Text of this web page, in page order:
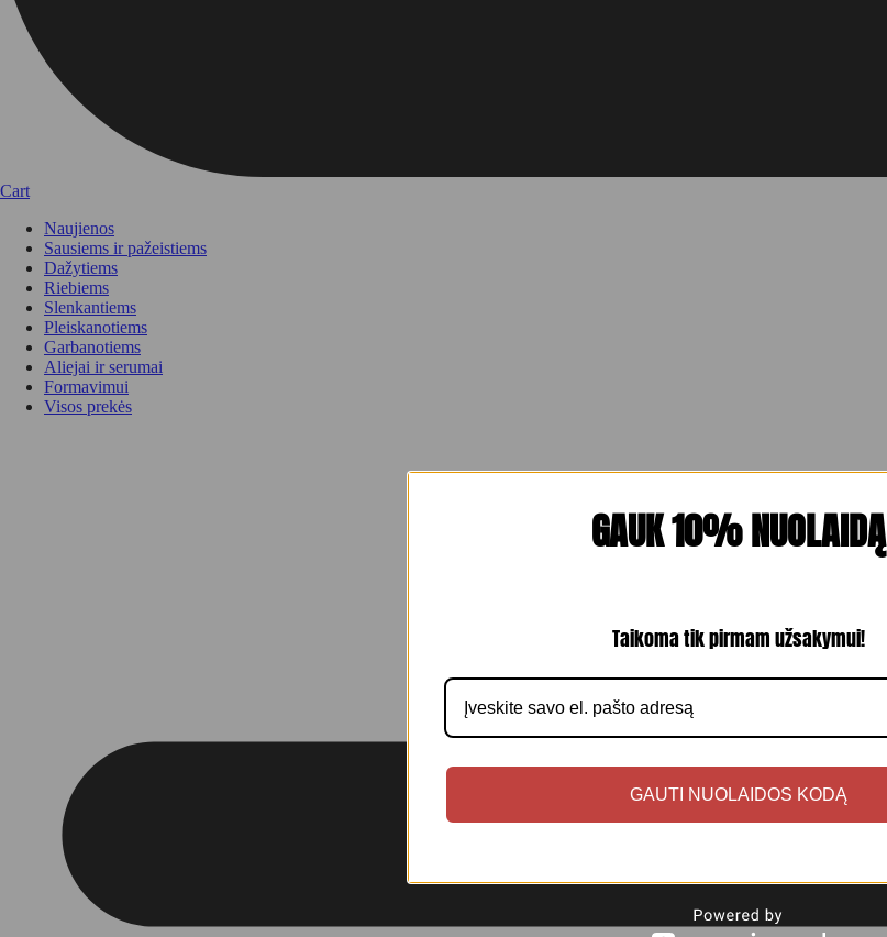
Cart
Naujienos
Sausiems ir pažeistiems
Dažytiems
Riebiems
Slenkantiems
Pleiskanotiems
Garbanotiems
Aliejai ir serumai
Formavimui
Visos prekės
GAUK 10% NUOLAIDĄ
Taikoma tik pirmam užsakymui!
GAUTI NUOLAIDOS KODĄ